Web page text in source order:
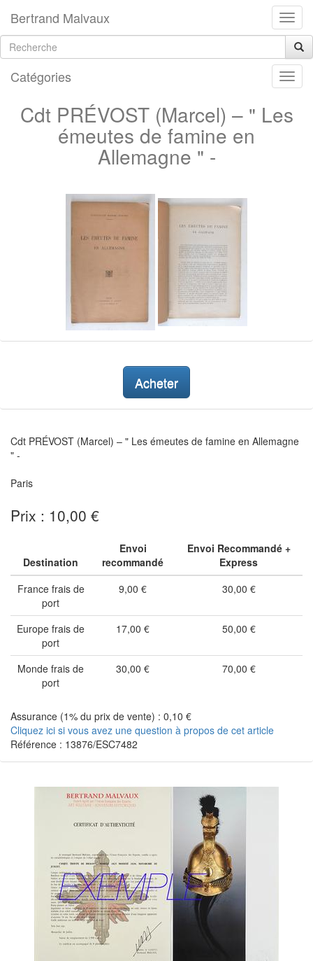
Bertrand Malvaux
Catégories
Cdt PRÉVOST (Marcel) – " Les
émeutes de famine en
Allemagne " -
Acheter
Cdt PRÉVOST (Marcel) – " Les émeutes de famine en Allemagne
" -
Paris
Prix : 10,00 €
Destination
Envoi
recommandé
Envoi Recommandé +
Express
France frais de
port
9,00 € 30,00 €
Europe frais de
port
17,00 € 50,00 €
Monde frais de
port
30,00 € 70,00 €
Assurance (1% du prix de vente) : 0,10 €
Cliquez ici si vous avez une question à propos de cet article
Référence : 13876/ESC7482